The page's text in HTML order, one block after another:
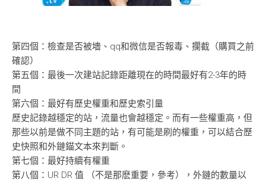
第四個：檢查是否被墻、qq和微信是否報毒、攔截（購買之前
確認）
第五個：最後一次建站記錄距離現在的時間最好有2-3年的時
間
第六個：最好有歷史權重和歷史索引量
歷史記錄越穩定的站，流量也會越穩定。而有一些權重高，但
那些以前是做不同主題的站，有可能是刷的權重，可以結合歷
史快照和外鏈錨文本來判斷。
第七個：最好持續有權重
第八個：UR DR 值 （不是那麽重要，參考），外鏈的數量以